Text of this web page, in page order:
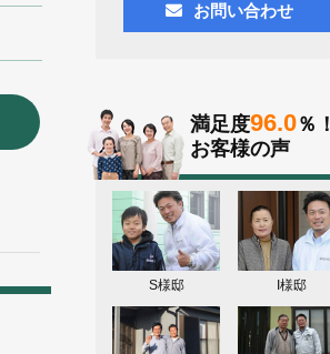
お問い合わせ
満足度96.0％！
お客様の声
S様邸 I様邸